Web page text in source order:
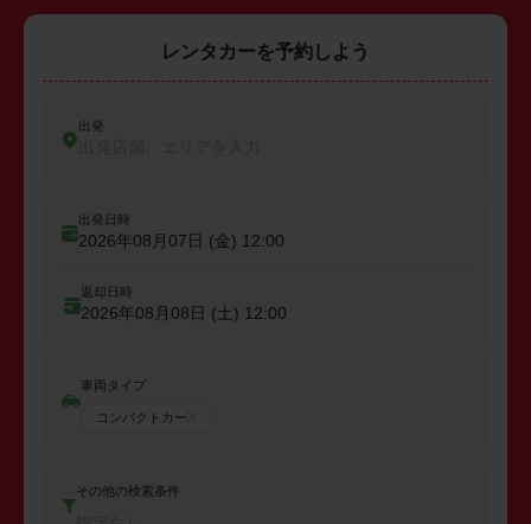
レンタカーを予約しよう
出発
出発日時
2026年08月07日 (金) 12:00
返却日時
2026年08月08日 (土) 12:00
車両タイプ
コンパクトカー
その他の検索条件